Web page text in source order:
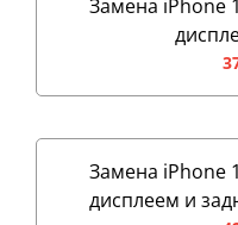
Замена iPhone
Замена iPhone
дисплеем и